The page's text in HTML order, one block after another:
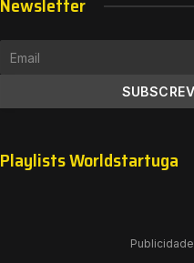
Playlists Worldstartuga
Publicidade